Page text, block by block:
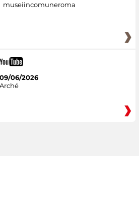
museiincomuneroma
09/06/2026
Arché